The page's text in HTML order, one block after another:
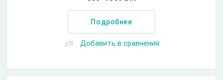
Подробнее
Добавить в сравнения